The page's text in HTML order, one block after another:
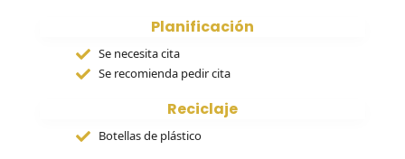
Planificación
Se necesita cita
Se recomienda pedir cita
Reciclaje
Botellas de plástico